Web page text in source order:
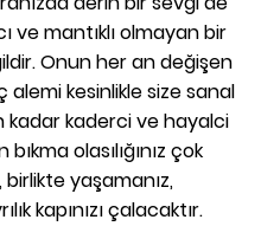
ve mantıklı olmayan bir
Onun her an değişen
alemi kesinlikle size sanal
kadar kaderci ve hayalci
olasılığınız çok
birlikte yaşamanız,
kapınızı çalacaktır.